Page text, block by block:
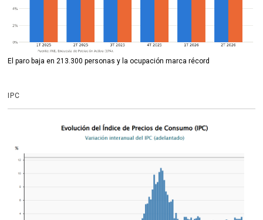
El paro baja en 213.300 personas y la ocupación marca récord
IPC